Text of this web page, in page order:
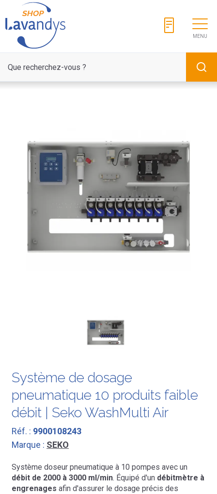
MENU
Système de dosage
pneumatique 10 produits faible
débit | Seko WashMulti Air
Réf. : 9900108243
Marque : SEKO
Système doseur pneumatique à 10 pompes avec un
débit de 2000 à 3000 ml/min. Équipé d'un débitmètre à
engrenages afin d'assurer le dosage précis des
Panneau de gestion des cookies